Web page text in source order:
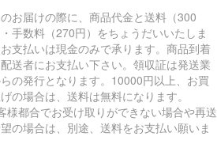
お届けの際に、商品代金と送料（300
手数料（270円）をちょうだいいたしま
支払いは現金のみで承ります。商品到着
送者にお支払い下さい。領収証は発送業
の発行となります。10000円以上、お買
の場合は、送料は無料になります。
様都合でお受け取りができない場合や再送
の場合は、別途、送料をお支払い願いま